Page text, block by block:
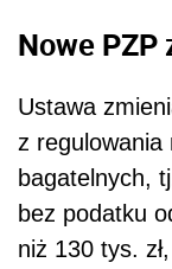
Nowe
Ustawa
z regulowania
bagatelnych,
bez podatku
niż 130 tys.